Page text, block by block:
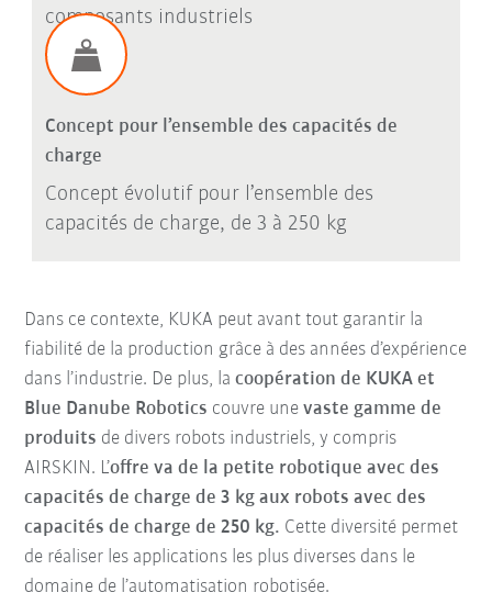
composants industriels
Concept pour l’ensemble des capacités de
charge
Concept évolutif pour l’ensemble des
capacités de charge, de 3 à 250 kg
Dans ce contexte, KUKA peut avant tout garantir la
fiabilité de la production grâce à des années d’expérience
dans l’industrie. De plus, la coopération de KUKA et
Blue Danube Robotics couvre unevaste gamme de
produits de divers robots industriels, y compris
AIRSKIN. L’offre va de la petite robotique avec des
capacités de charge de 3 kg aux robots avec des
capacités de charge de 250 kg. Cette diversité permet
de réaliser les applications les plus diverses dans le
domaine de l’automatisation robotisée.